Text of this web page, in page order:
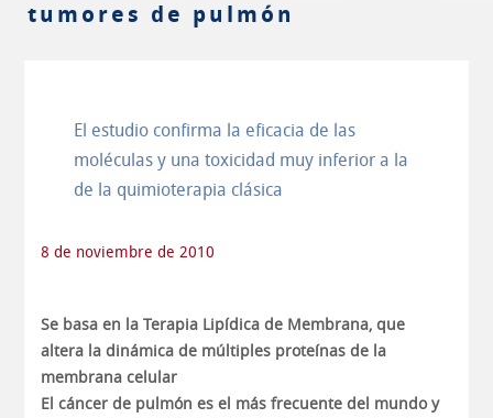
tumores de pulmón
El estudio confirma la eficacia de las
moléculas y una toxicidad muy inferior a la
de la quimioterapia clásica
8 de noviembre de 2010
Se basa en la Terapia Lipídica de Membrana, que
altera la dinámica de múltiples proteínas de la
membrana celular
El cáncer de pulmónes el más frecuente del mundo y